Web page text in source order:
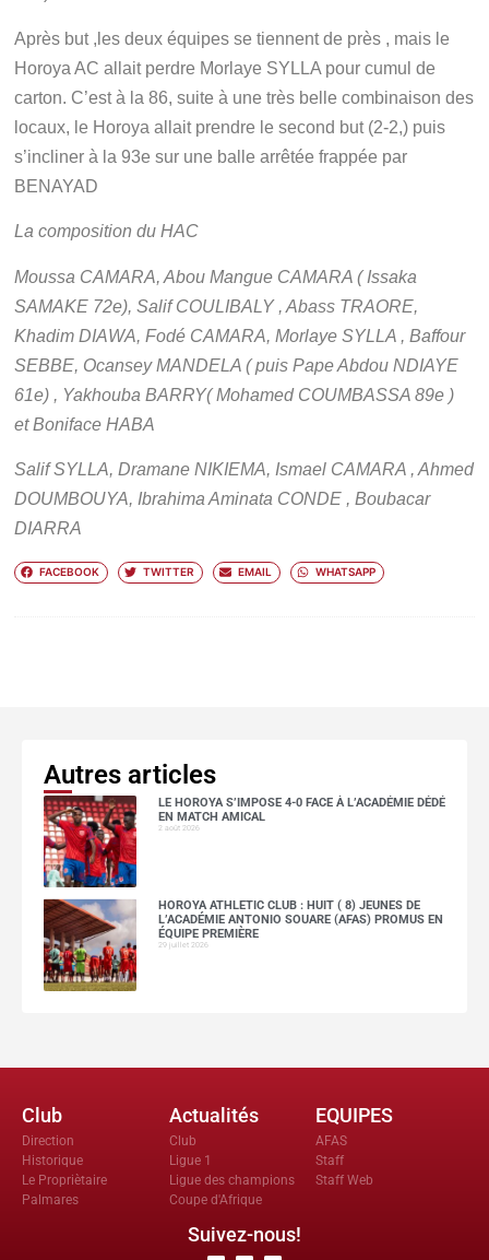
Après but ,les deux équipes se tiennent de près , mais le
Horoya AC allait perdre Morlaye SYLLA pour cumul de
carton. C’est à la 86, suite à une très belle combinaison des
locaux, le Horoya allait prendre le second but (2-2,) puis
s’incliner à la 93e sur une balle arrêtée frappée par
BENAYAD
La composition du HAC
Moussa CAMARA, Abou Mangue CAMARA ( Issaka
SAMAKE 72e), Salif COULIBALY , Abass TRAORE,
Khadim DIAWA, Fodé CAMARA, Morlaye SYLLA , Baffour
SEBBE, Ocansey MANDELA ( puis Pape Abdou NDIAYE
61e) , Yakhouba BARRY( Mohamed COUMBASSA 89e )
et Boniface HABA
Salif SYLLA, Dramane NIKIEMA, Ismael CAMARA , Ahmed
DOUMBOUYA, Ibrahima Aminata CONDE , Boubacar
DIARRA
FACEBOOK TWITTER EMAIL WHATSAPP
Autres articles
LE HOROYA S’IMPOSE 4-0 FACE À L’ACADÉMIE DÉDÉ
EN MATCH AMICAL
2 août 2026
HOROYA ATHLETIC CLUB : HUIT ( 8) JEUNES DE
L’ACADÉMIE ANTONIO SOUARE (AFAS) PROMUS EN
ÉQUIPE PREMIÈRE
29 juillet 2026
Club
Direction
Historique
Le Propriètaire
Palmares
Actualités
Club
Ligue 1
Ligue des champions
Coupe d'Afrique
EQUIPES
AFAS
Staff
Staff Web
Suivez-nous!